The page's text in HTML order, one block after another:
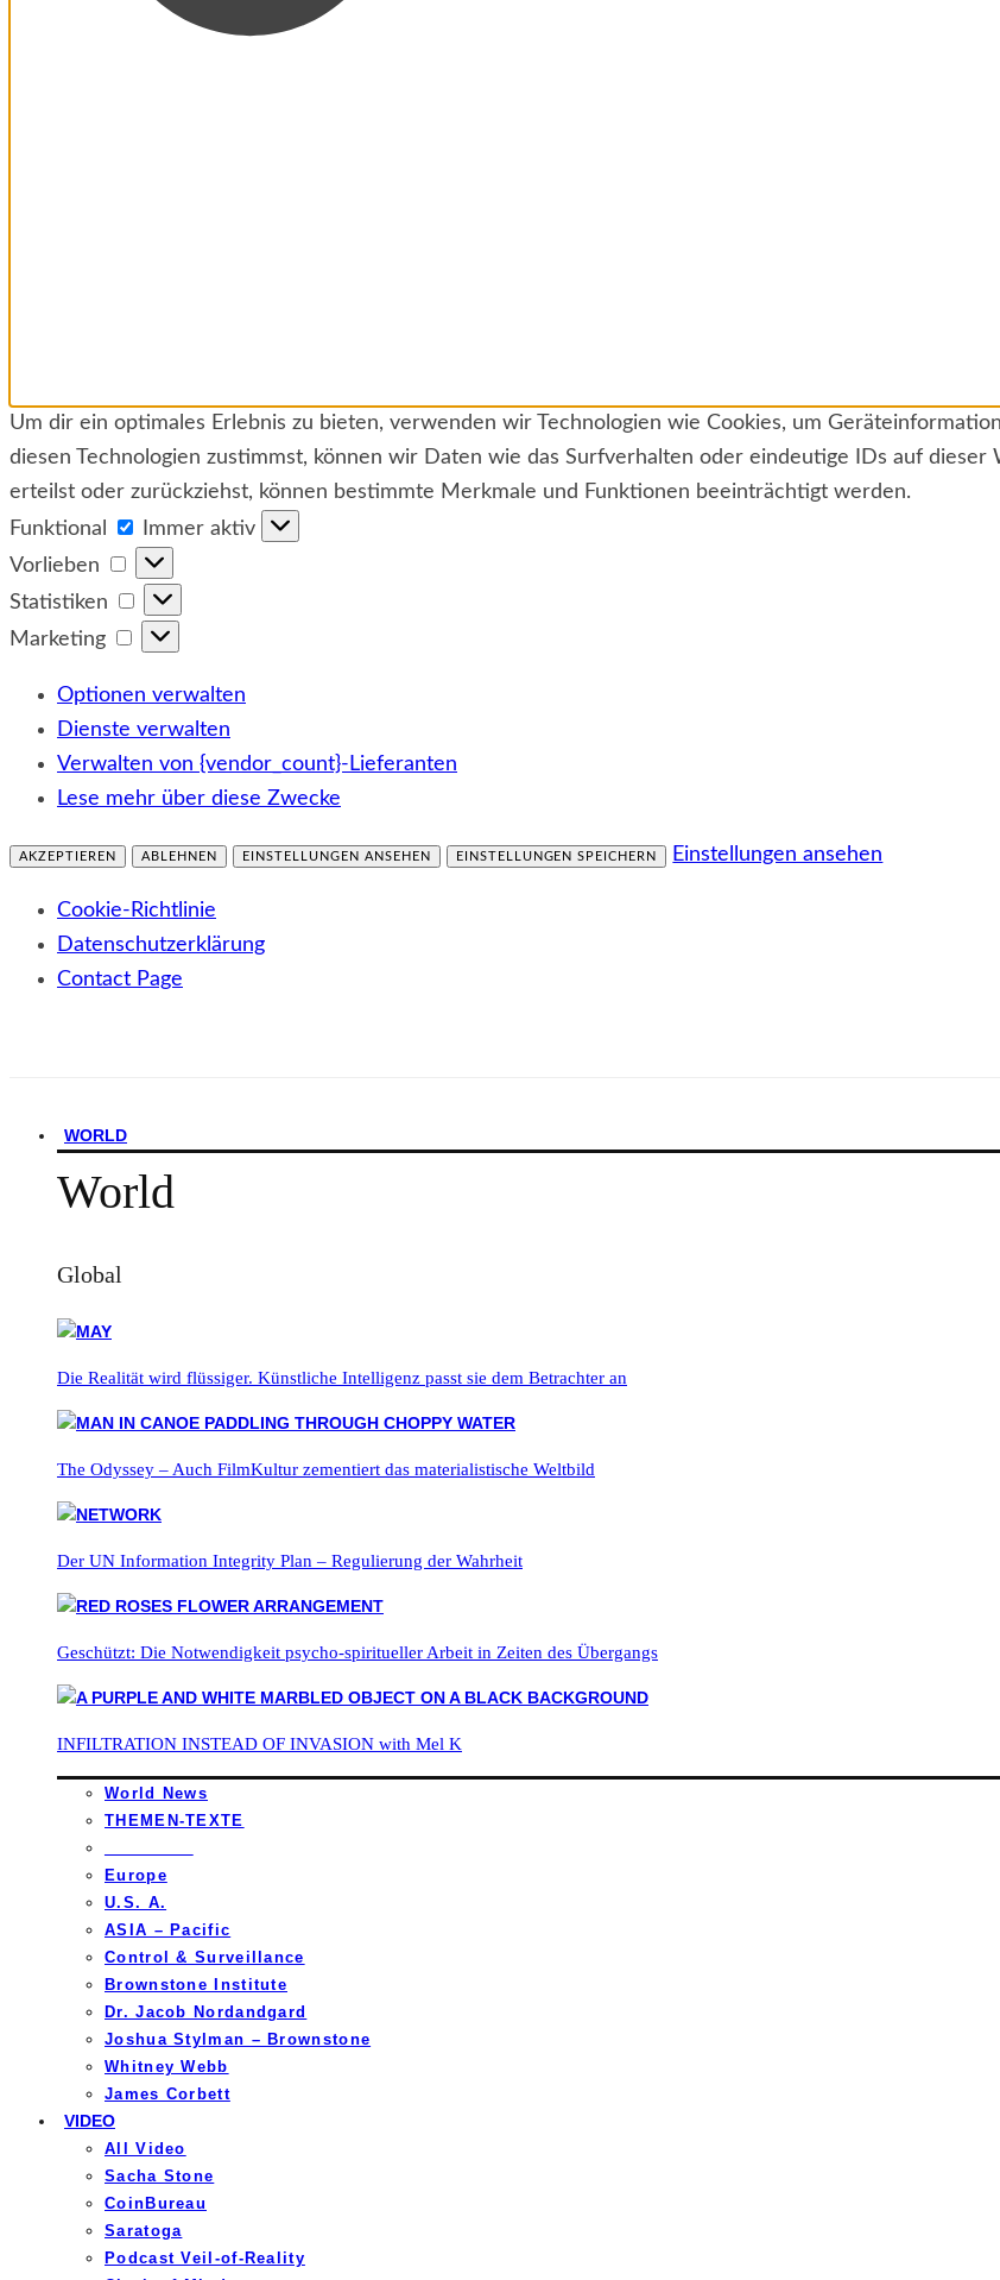
Um dir ein optimales Erlebnis zu bieten, verwenden wir Technologien wie Cookies, um
diesen Technologien zustimmst, können wir Daten wie das Surfverhalten oder eindeutige IDs auf
erteilst oder zurückziehst, können bestimmte Merkmale und Funktionen beeinträchtigt werden.
Funktional
Funktional
Immer aktiv
Vorlieben
Vorlieben
Statistiken
Statistiken
Marketing
Marketing
Optionen verwalten
Dienste verwalten
Verwalten von {vendor_count}-Lieferanten
Lese mehr über diese Zwecke
AKZEPTIEREN ABLEHNEN EINSTELLUNGEN ANSEHEN EINSTELLUNGEN SPEICHERN Einstellungen ansehen
Cookie-Richtlinie
Datenschutzerklärung
Contact Page
WORLD
World
Global
Die Realität wird flüssiger. Künstliche Intelligenz passt sie dem Betrachter an
The Odyssey – Auch FilmKultur zementiert das materialistische Weltbild
Der UN Information Integrity Plan – Regulierung der Wahrheit
Geschützt: Die Notwendigkeit psycho-spiritueller Arbeit in Zeiten des Übergangs
INFILTRATION INSTEAD OF INVASION with Mel K
World News
THEMEN-TEXTE
Europe
U.S. A.
ASIA – Pacific
Control & Surveillance
Brownstone Institute
Dr. Jacob Nordandgard
Joshua Stylman – Brownstone
Whitney Webb
James Corbett
VIDEO
All Video
Sacha Stone
CoinBureau
Saratoga
Podcast Veil-of-Reality